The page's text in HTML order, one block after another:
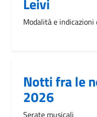
Modalità e
Notti fra le
2026
Serate musicali